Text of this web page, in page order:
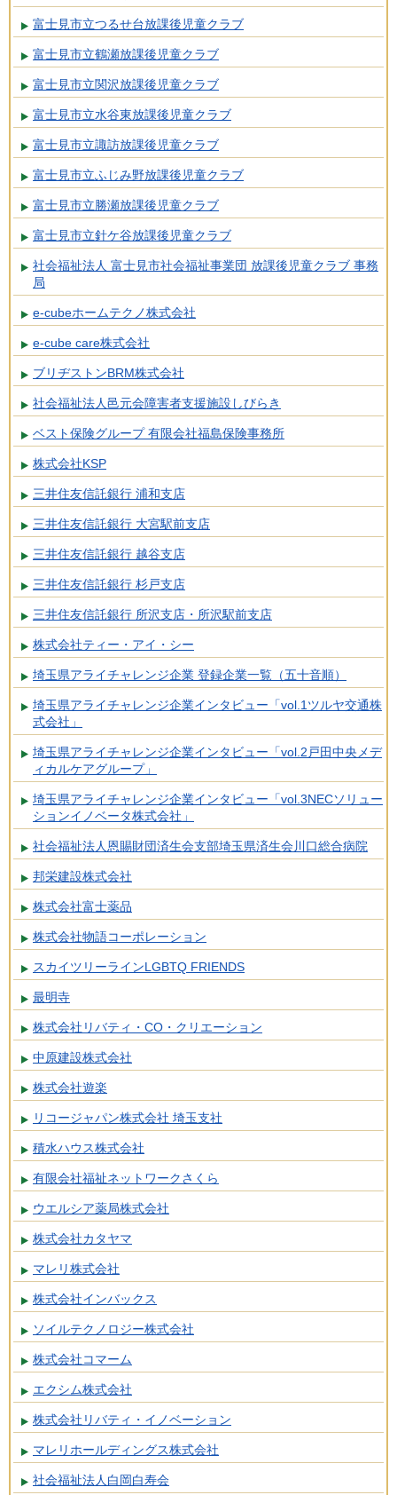
富士見市立つるせ台放課後児童クラブ
富士見市立鶴瀬放課後児童クラブ
富士見市立関沢放課後児童クラブ
富士見市立水谷東放課後児童クラブ
富士見市立諏訪放課後児童クラブ
富士見市立ふじみ野放課後児童クラブ
富士見市立勝瀬放課後児童クラブ
富士見市立針ケ谷放課後児童クラブ
社会福祉法人 富士見市社会福祉事業団 放課後児童クラブ 事務
局
e-cubeホームテクノ株式会社
e-cube care株式会社
ブリヂストンBRM株式会社
社会福祉法人邑元会障害者支援施設しびらき
ベスト保険グループ 有限会社福島保険事務所
株式会社KSP
三井住友信託銀行 浦和支店
三井住友信託銀行 大宮駅前支店
三井住友信託銀行 越谷支店
三井住友信託銀行 杉戸支店
三井住友信託銀行 所沢支店・所沢駅前支店
株式会社ティー・アイ・シー
埼玉県アライチャレンジ企業 登録企業一覧（五十音順）
埼玉県アライチャレンジ企業インタビュー「vol.1ツルヤ交通株
式会社」
埼玉県アライチャレンジ企業インタビュー「vol.2戸田中央メデ
ィカルケアグループ」
埼玉県アライチャレンジ企業インタビュー「vol.3NECソリュー
ションイノベータ株式会社」
社会福祉法人恩賜財団済生会支部埼玉県済生会川口総合病院
邦栄建設株式会社
株式会社富士薬品
株式会社物語コーポレーション
スカイツリーラインLGBTQ FRIENDS
最明寺
株式会社リバティ・CO・クリエーション
中原建設株式会社
株式会社遊楽
リコージャパン株式会社 埼玉支社
積水ハウス株式会社
有限会社福祉ネットワークさくら
ウエルシア薬局株式会社
株式会社カタヤマ
マレリ株式会社
株式会社インバックス
ソイルテクノロジー株式会社
株式会社コマーム
エクシム株式会社
株式会社リバティ・イノベーション
マレリホールディングス株式会社
社会福祉法人白岡白寿会